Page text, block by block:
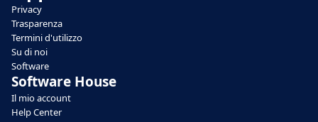
Privacy
Trasparenza
Termini d'utilizzo
Su di noi
Software
Software House
Il mio account
Help Center